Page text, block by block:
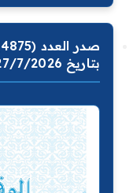
بتاريخ 27/7/2026